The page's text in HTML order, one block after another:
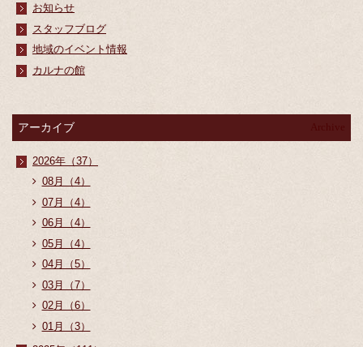
お知らせ
スタッフブログ
地域のイベント情報
カルナの館
アーカイブ
2026年（37）
08月（4）
07月（4）
06月（4）
05月（4）
04月（5）
03月（7）
02月（6）
01月（3）